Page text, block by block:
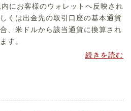
にお客様のウォレットへ反映され
くは出金先の取引口座の基本通貨
、米ドルから該当通貨に換算され
す。
続きを読む